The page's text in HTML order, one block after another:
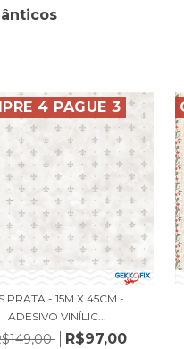
4 PAGUE 3
PRATA - 15M X 45CM -
ADESIVO VINÍLIC...
R$97,00